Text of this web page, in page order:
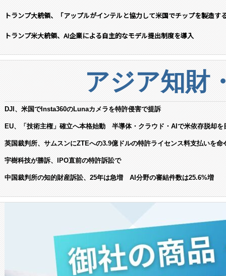
トランプ大統領、「アップルがインテルと協力して米国でチップを製造す
トランプ米大統領、AI企業による自主的なモデル提出制度を導入
アジア知財
DJI、米国でInsta360のLunaカメラを特許侵害で提訴
EU、「技術主権」確立へ本格始動 半導体・クラウド・AIで米依存脱却を
英国裁判所、サムスンにZTEへの3.9億ドルの特許ライセンス料支払いを命
宇樹科技が勝訴、IPO直前の特許訴訟で
中国裁判所の知的財産訴訟、25年は急増 AI分野の審結件数は25.6%増